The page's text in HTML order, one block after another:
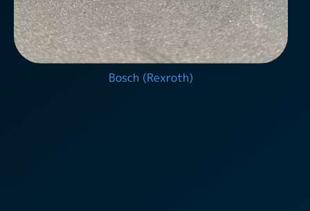
Bosch (Rexroth)